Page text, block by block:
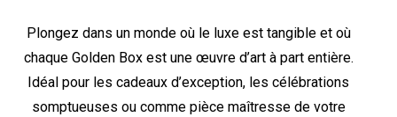
Plongez dans un monde où le luxe est tangible et où
chaque Golden Box est une œuvre d’art à part entière.
Idéal pour les cadeaux d’exception, les célébrations
somptueuses ou comme pièce maîtresse de votre